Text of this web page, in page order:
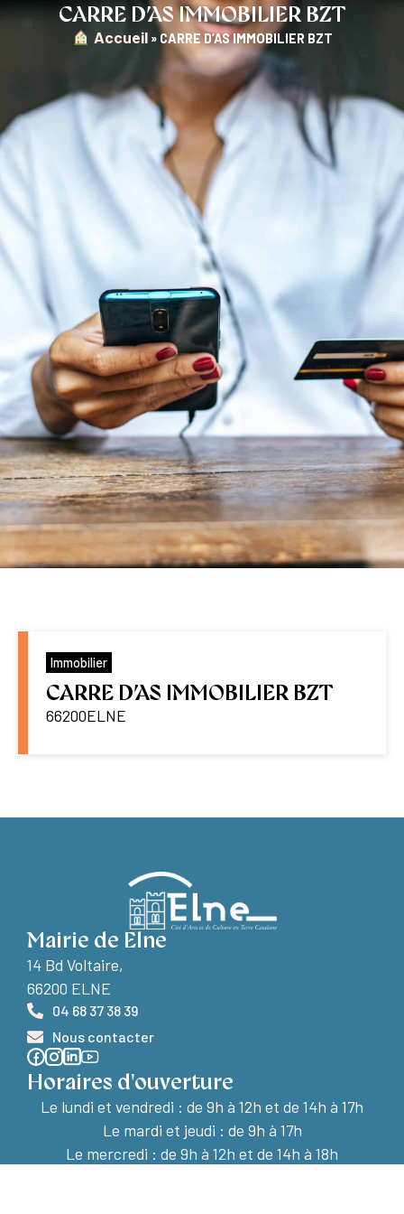
CARRE D’AS IMMOBILIER BZT
︎ Accueil » CARRE D’AS IMMOBILIER BZT
Immobilier
CARRE D’AS IMMOBILIER BZT
66200ELNE
Mairie de Elne
14 Bd Voltaire,
66200 ELNE
04 68 37 38 39
Nous contacter
Horaires d'ouverture
Le lundi et vendredi : de 9h à 12h et de 14h à 17h
Le mardi et jeudi : de 9h à 17h
Le mercredi : de 9h à 12h et de 14h à 18h